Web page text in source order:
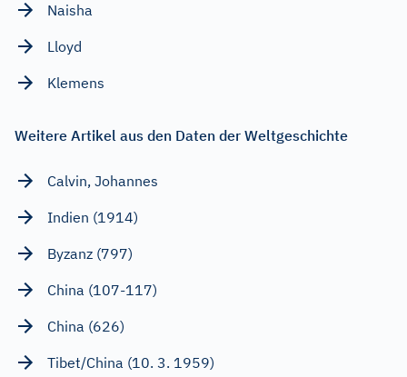
Naisha
Lloyd
Klemens
Weitere Artikel aus den Daten der Weltgeschichte
Calvin, Johannes
Indien (1914)
Byzanz (797)
China (107-117)
China (626)
Tibet/China (10. 3. 1959)